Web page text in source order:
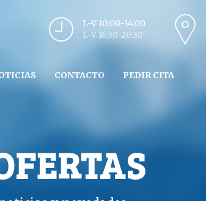
L-V 10:00-14:00
L-V 16:30-20:30
CONTACTO PEDIR CITA